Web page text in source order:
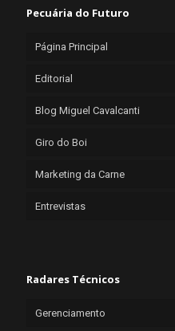
Pecuária do Futuro
Página Principal
Editorial
Blog Miguel Cavalcanti
Giro do Boi
Marketing da Carne
Entrevistas
Radares Técnicos
Gerenciamento